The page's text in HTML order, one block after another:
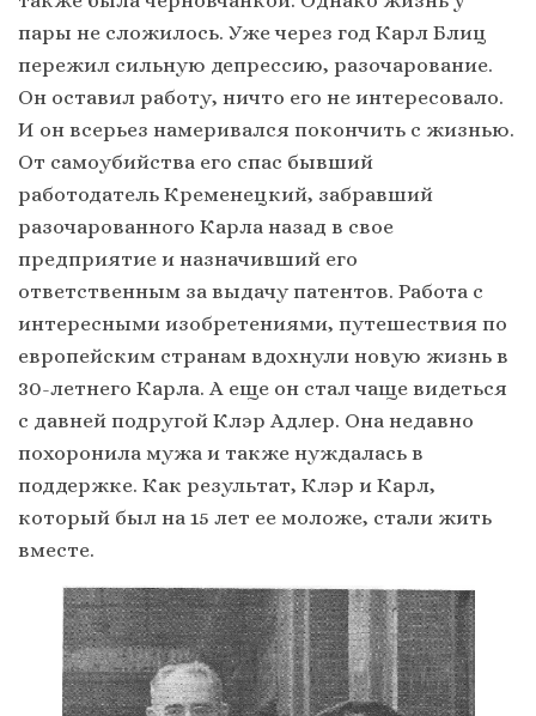
пары не сложилось. Уже через год Карл Блиц
пережил сильную депрессию, разочарование.
Он оставил работу, ничто его не интересовало.
И он всерьез намеривался покончить с жизнью.
От самоубийства его спас бывший
работодатель Кременецкий, забравший
разочарованного Карла назад в свое
предприятие и назначивший его
ответственным за выдачу патентов. Работа с
интересными изобретениями, путешествия по
европейским странам вдохнули новую жизнь в
30-летнего Карла. А еще он стал чаще видеться
с давней подругой Клэр Адлер. Она недавно
похоронила мужа и также нуждалась в
поддержке. Как результат, Клэр и Карл,
который был на 15 лет ее моложе, стали жить
вместе.